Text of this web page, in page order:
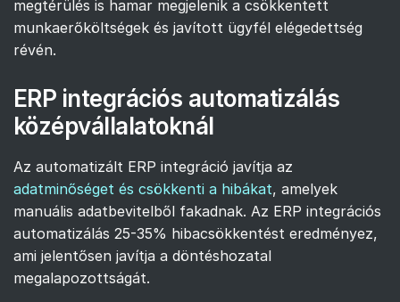
megtérülés is hamar megjelenik a csökkentett
munkaerőköltségek és javított ügyfél elégedettség
révén.
ERP integrációs automatizálás
középvállalatoknál
Az automatizált ERP integráció javítja az
adatminőséget és csökkenti a hibákat, amelyek
manuális adatbevitelből fakadnak. Az ERP integrációs
automatizálás 25-35% hibacsökkentést eredményez,
ami jelentősen javítja a döntéshozatal
megalapozottságát.